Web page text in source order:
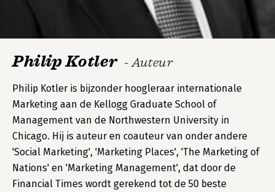
Philip Kotler - Auteur
Philip Kotler is bijzonder hoogleraar internationale
Marketing aan de Kellogg Graduate School of
Management van de Northwestern University in
Chicago. Hij is auteur en coauteur van onder andere
'Social Marketing', 'Marketing Places', 'The Marketing of
Nations' en 'Marketing Management', dat door de
Financial Times wordt gerekend tot de 50 beste